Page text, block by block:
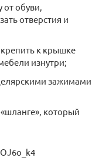
обуви,
отверстия и
к крышке
изнутри;
зажимами
который